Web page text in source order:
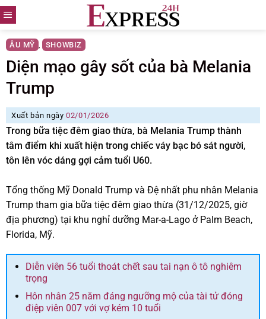
Skip
to
content
ÂU MỸ , SHOWBIZ
Diện mạo gây sốt của bà Melania
Trump
Xuất bản ngày02/01/2026
Trong bữa tiệc đêm giao thừa, bà Melania Trump thành
tâm điểm khi xuất hiện trong chiếc váy bạc bó sát người,
tôn lên vóc dáng gợi cảm tuổi U60.
Tổng thống Mỹ Donald Trump và Đệ nhất phu nhân Melania
Trump tham gia bữa tiệc đêm giao thừa (31/12/2025, giờ
địa phương) tại khu nghỉ dưỡng Mar-a-Lago ở Palm Beach,
Florida, Mỹ.
Diễn viên 56 tuổi thoát chết sau tai nạn ô tô nghiêm
trọng
Hôn nhân 25 năm đáng ngưỡng mộ của tài tử đóng
điệp viên 007 với vợ kém 10 tuổi